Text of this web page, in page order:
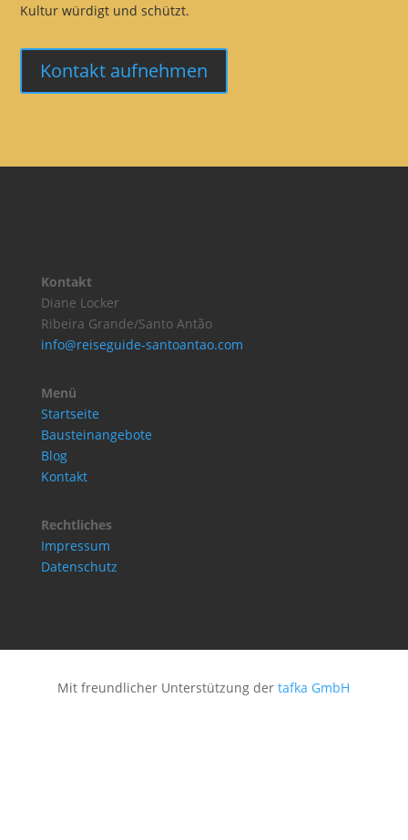
Kultur würdigt und schützt.
Kontakt aufnehmen
Kontakt
Diane Locker
Ribeira Grande/Santo Antão
info@reiseguide-santoantao.com
Menü
Startseite
Bausteinangebote
Blog
Kontakt
Rechtliches
Impressum
Datenschutz
Mit freundlicher Unterstützung dertafka GmbH